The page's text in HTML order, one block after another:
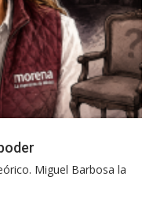
Miguel Barbosa la